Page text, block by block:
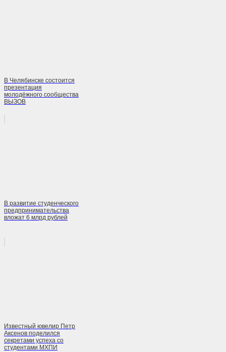
В Челябинске состоится
презентация
молодёжного сообщества
ВЫЗОВ
В развитие студенческого
предпринимательства
вложат 6 млрд рублей
Известный ювелир Петр
Аксенов поделился
секретами успеха со
студентами МХПИ